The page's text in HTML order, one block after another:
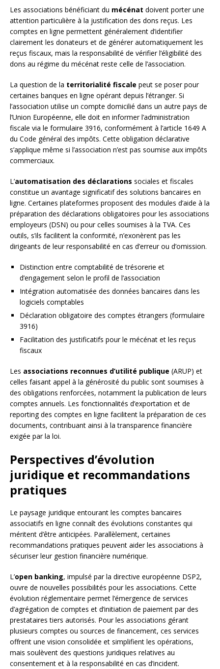
Les associations bénéficiant du mécénat doivent porter une
attention particulière à la justification des dons reçus. Les
comptes en ligne permettent généralement d’identifier
clairement les donateurs et de générer automatiquement les
reçus fiscaux, mais la responsabilité de vérifier l’éligibilité des
dons au régime du mécénat reste celle de l’association.
La question de la territorialité fiscale peut se poser pour
certaines banques en ligne opérant depuis l’étranger. Si
l’association utilise un compte domicilié dans un autre pays de
l’Union Européenne, elle doit en informer l’administration
fiscale via le formulaire 3916, conformément à l’article 1649 A
du Code général des impôts. Cette obligation déclarative
s’applique même si l’association n’est pas soumise aux impôts
commerciaux.
L’automatisation des déclarations sociales et fiscales
constitue un avantage significatif des solutions bancaires en
ligne. Certaines plateformes proposent des modules d’aide à la
préparation des déclarations obligatoires pour les associations
employeurs (DSN) ou pour celles soumises à la TVA. Ces
outils, s’ils facilitent la conformité, n’exonèrent pas les
dirigeants de leur responsabilité en cas d’erreur ou d’omission.
Distinction entre comptabilité de trésorerie et
d’engagement selon le profil de l’association
Intégration automatisée des données bancaires dans les
logiciels comptables
Déclaration obligatoire des comptes étrangers (formulaire
3916)
Facilitation des justificatifs pour le mécénat et les reçus
fiscaux
Les associations reconnues d’utilité publique (ARUP) et
celles faisant appel à la générosité du public sont soumises à
des obligations renforcées, notamment la publication de leurs
comptes annuels. Les fonctionnalités d’exportation et de
reporting des comptes en ligne facilitent la préparation de ces
documents, contribuant ainsi à la transparence financière
exigée par la loi.
Perspectives d’évolution
juridique et recommandations
pratiques
Le paysage juridique entourant les comptes bancaires
associatifs en ligne connaît des évolutions constantes qui
méritent d’être anticipées. Parallèlement, certaines
recommandations pratiques peuvent aider les associations à
sécuriser leur gestion financière numérique.
L’open banking, impulsé par la directive européenne DSP2,
ouvre de nouvelles possibilités pour les associations. Cette
évolution réglementaire permet l’émergence de services
d’agrégation de comptes et d’initiation de paiement par des
prestataires tiers autorisés. Pour les associations gérant
plusieurs comptes ou sources de financement, ces services
offrent une vision consolidée et simplifient les opérations,
mais soulèvent des questions juridiques relatives au
consentement et à la responsabilité en cas d’incident.